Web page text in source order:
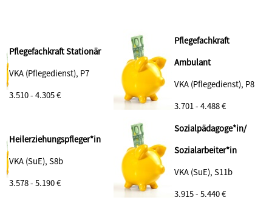
Pflegefachkraft Stationär
VKA (Pflegedienst), P7
3.510 - 4.305 €
Pflegefachkraft
Ambulant
VKA (Pflegedienst), P8
3.701 - 4.488 €
Heilerziehungspfleger*in
VKA (SuE), S8b
3.578 - 5.190€
Sozialpädagoge*in/
Sozialarbeiter*in
VKA (SuE), S11b
3.915 - 5.440 €